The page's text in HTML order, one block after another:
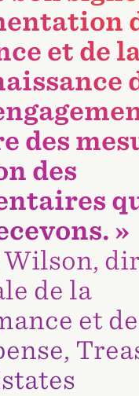
et de
des
des
»
,
de la
et